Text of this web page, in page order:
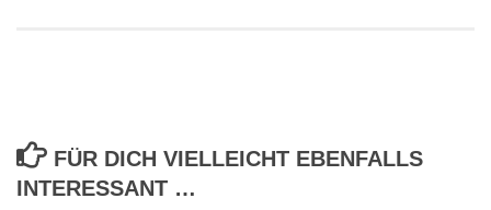
FÜR DICH VIELLEICHT EBENFALLS
INTERESSANT …